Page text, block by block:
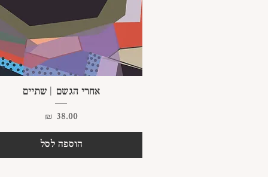
תצוגה מהירה
אחרי הגשם | שתיים
מחיר‏38.00 ‏₪
הוספה לסל